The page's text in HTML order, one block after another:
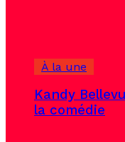
À la une
Kandy
la comédie